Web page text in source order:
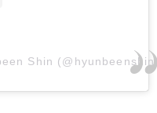
Shin